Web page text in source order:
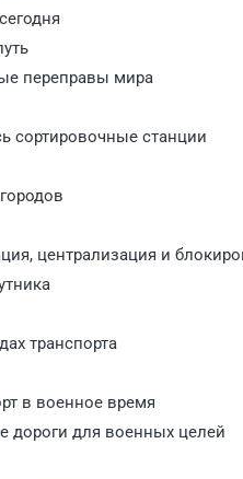
переправы мира
сортировочные станции
централизация и
транспорта
в военное время
дороги для военных целей